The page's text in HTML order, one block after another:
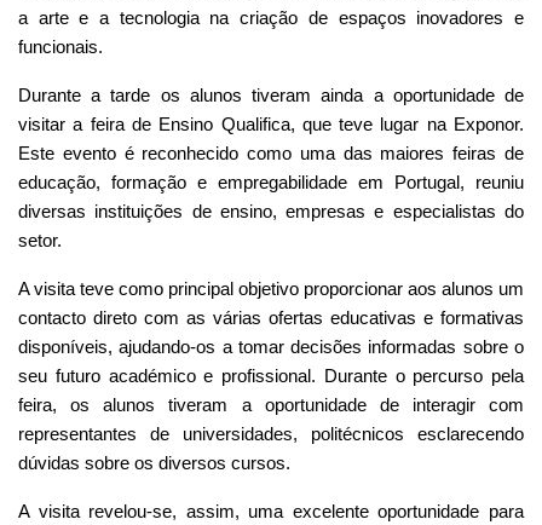
a arte e a tecnologia na criação de espaços inovadores e
funcionais.
Durante a tarde os alunos tiveram ainda a oportunidade de
visitar a feira de Ensino Qualifica, que teve lugar na Exponor.
Este evento é reconhecido como uma das maiores feiras de
educação, formação e empregabilidade em Portugal, reuniu
diversas instituições de ensino, empresas e especialistas do
setor.
A visita teve como principal objetivo proporcionar aos alunos um
contacto direto com as várias ofertas educativas e formativas
disponíveis, ajudando-os a tomar decisões informadas sobre o
seu futuro académico e profissional. Durante o percurso pela
feira, os alunos tiveram a oportunidade de interagir com
representantes de universidades, politécnicos esclarecendo
dúvidas sobre os diversos cursos.
A visita revelou-se, assim, uma excelente oportunidade para